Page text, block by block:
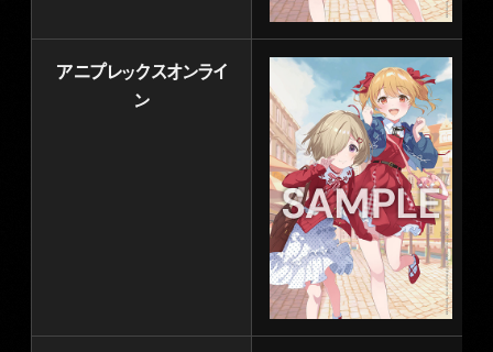
アニプレックスオンライ
ン